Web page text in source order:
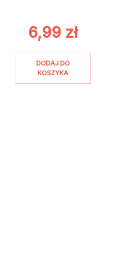
6,99 zł
DODAJ DO
KOSZYKA